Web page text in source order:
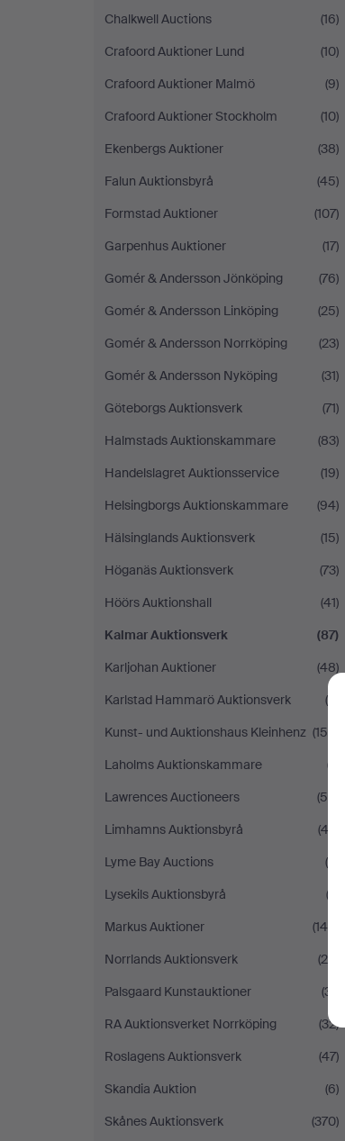
Chalkwell Auctions
(16)
Crafoord Auktioner Lund
(10)
Crafoord Auktioner Malmö
(9)
Crafoord Auktioner Stockholm
(10)
Ekenbergs Auktioner
(38)
Falun Auktionsbyrå
(45)
Formstad Auktioner
(107)
Garpenhus Auktioner
(17)
Gomér & Andersson Jönköping
(76)
Gomér & Andersson Linköping
(25)
Gomér & Andersson Norrköping
(23)
Gomér & Andersson Nyköping
(31)
Göteborgs Auktionsverk
(71)
Halmstads Auktionskammare
(83)
Handelslagret Auktionsservice
(19)
Helsingborgs Auktionskammare
(94)
Hälsinglands Auktionsverk
(15)
Höganäs Auktionsverk
(73)
Höörs Auktionshall
(41)
Kalmar Auktionsverk
(87)
Karljohan Auktioner
(48)
Karlstad Hammarö Auktionsverk
(6)
Kunst- und Auktionshaus Kleinhenz (150)
Laholms Auktionskammare
(7)
Lawrences Auctioneers
(56)
Limhamns Auktionsbyrå
(42)
Lyme Bay Auctions
(4)
Lysekils Auktionsbyrå
(2)
Markus Auktioner
(140)
Norrlands Auktionsverk
(29)
Palsgaard Kunstauktioner
(31)
RA Auktionsverket Norrköping
(32)
Roslagens Auktionsverk
(47)
Skandia Auktion
(6)
Skånes Auktionsverk
(370)